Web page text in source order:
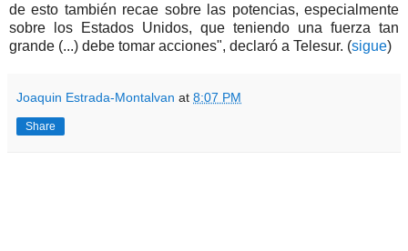
de esto también recae sobre las potencias, especialmente
sobre los Estados Unidos, que teniendo una fuerza tan
grande (...) debe tomar acciones", declaró a Telesur. (sigue)
Joaquin Estrada-Montalvan at 8:07 PM
Share